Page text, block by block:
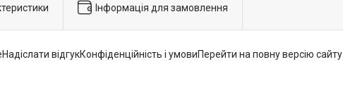
Інформація для замовлення
відгукКонфіденційність і умовиПерейти на повну версію сайту